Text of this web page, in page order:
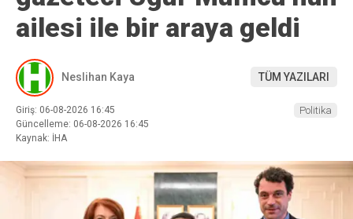
ailesi ile bir araya geldi
Neslihan Kaya TÜM YAZILARI
Giriş: 06-08-2026 16:45
Güncelleme: 06-08-2026 16:45
Kaynak: İHA
Politika